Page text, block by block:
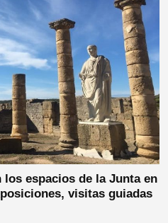
espacios de la Junta en
visitas guiadas